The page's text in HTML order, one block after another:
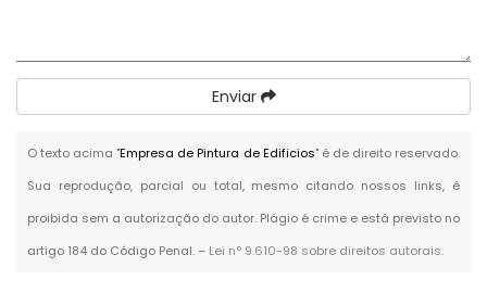
Enviar
O texto acima "Empresa de Pintura de Edificios" é de direito reservado.
Sua reprodução, parcial ou total, mesmo citando nossos links, é
proibida sem a autorização do autor. Plágio é crime e está previsto no
artigo 184 do Código Penal. – Lei n° 9.610-98 sobre direitos autorais.